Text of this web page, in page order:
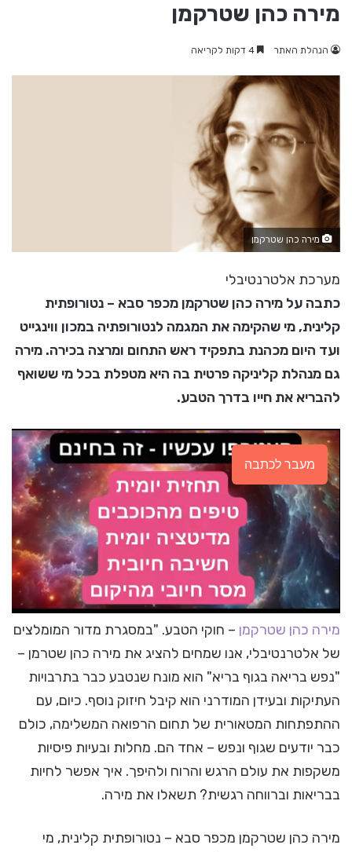
מירה כהן שטרקמן
הנהלת האתר
מירה כהן שטרקמן
מערכת אלטרנטיבלי
כתבה על מירה כהן שטרקמן מכפר סבא – נטורופתית
קלינית, מי שהקימה את המגמה לנטורופתיה במכון ווינגייט
ועד היום מכהנת בתפקיד ראש התחום ומרצה בכירה. מירה
גם מנהלת קליניקה פרטית בה היא מטפלת בכל מי ששואף
להבריא את חייו בדרך הטבע.
מעבר לכתבה
מירה כהן שטרקמן – חוקי הטבע. "במסגרת מדור המומלצים
של אלטרנטיבלי, אנו שמחים להציג את מירה כהן שטרמן –
"נפש בריאה בגוף בריא" הוא מונח שנטבע כבר בתרבויות
העתיקות ובעידן המודרני הוא קיבל חיזוק נוסף. כיום, עם
ההתפתחות המטאורית של תחום הרפואה המשלימה, כולם
כבר יודעים שגוף ונפש – אחד הם. מחלות ובעיות פיסיות
משקפות את עולם הרגש והרוח ולהיפך. איך אפשר לחיות
בבריאות וברווחה רגשית? תשאלו את מירה.
מירה כהן שטרקמן מכפר סבא – נטורופתית קלינית, מי